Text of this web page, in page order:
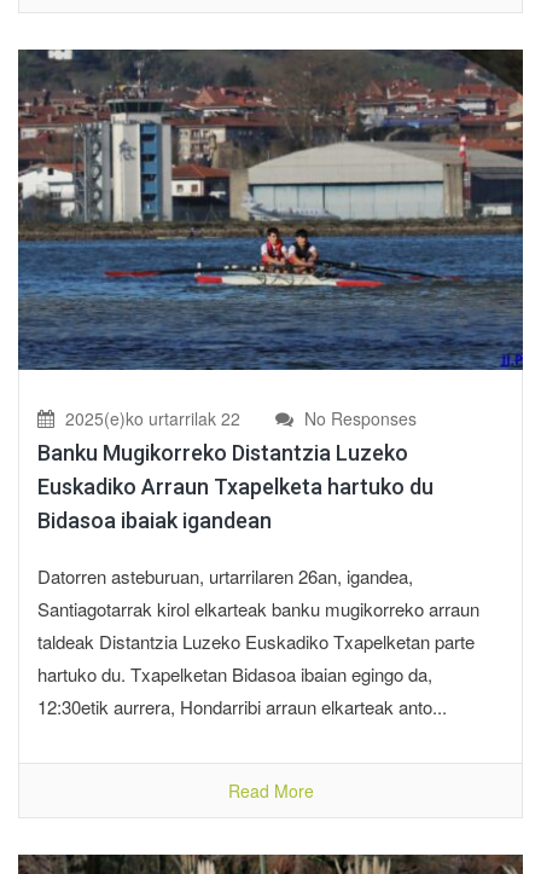
2025(e)ko urtarrilak 22 No Responses
Banku Mugikorreko Distantzia Luzeko
Euskadiko Arraun Txapelketa hartuko du
Bidasoa ibaiak igandean
Datorren asteburuan, urtarrilaren 26an, igandea,
Santiagotarrak kirol elkarteak banku mugikorreko arraun
taldeak Distantzia Luzeko Euskadiko Txapelketan parte
hartuko du. Txapelketan Bidasoa ibaian egingo da,
12:30etik aurrera, Hondarribi arraun elkarteak anto...
Read More